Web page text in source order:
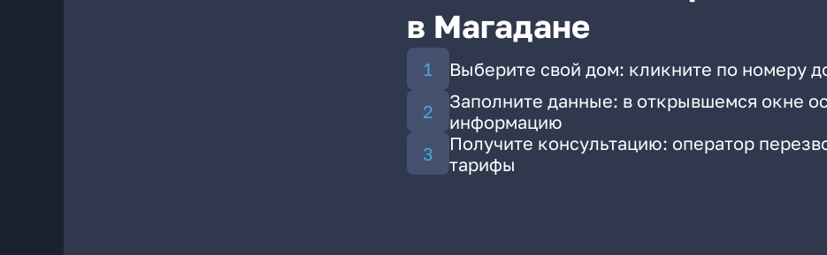
в Магадане
Выберите свой дом: кликните по номеру
Заполните данные: в открывшемся окне
информацию
Получите консультацию: оператор
тарифы